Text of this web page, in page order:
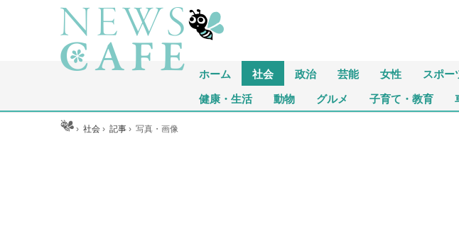
ホーム 社会 政治 芸能 女性 スポー
健康・生活 動物 グルメ 子育て・教育
ホーム ›社会 ›記事 ›写真・画像